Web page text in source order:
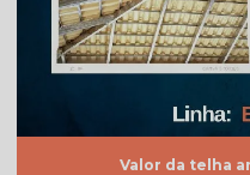
Telha americana caramelo
Telha americana esmaltada
Telha americana esmaltada
Valor da telha